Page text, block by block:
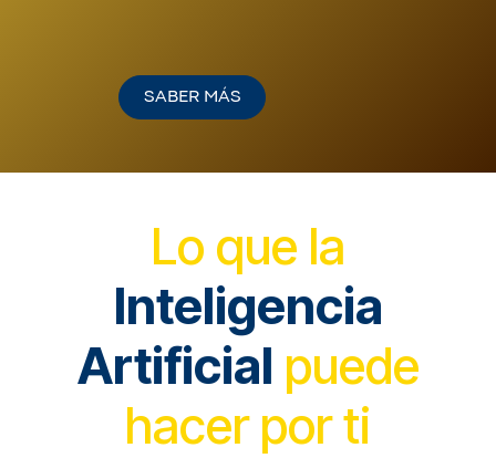
​​SABER M​​​​ÁS
Lo que la
Inteligencia
Artificial puede
hacer por ti